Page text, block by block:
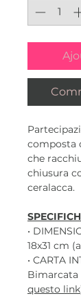
composta
che
chiusura
ceralacca.
•
18x31 cm
• CARTA
Bimarcata
questo link